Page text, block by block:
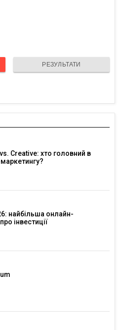
РЕЗУЛЬТАТИ
Creative: хто головний в
найбільша онлайн-
інвестиції